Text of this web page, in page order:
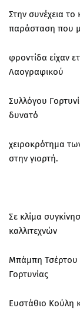
Στην συνέχεια
παράσταση που
φροντίδα είχαν
Λαογραφικού
Συλλόγου
δυνατό
χειροκρότημα
στην γιορτή.
Σε κλίμα
καλλιτεχνών
Μπάμπη Τσέρτου
Γορτυνίας
Ευστάθιο Κούλη